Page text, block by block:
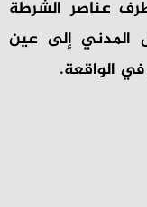
عناصر الشرطة
المدني إلى عين
الواقعة.